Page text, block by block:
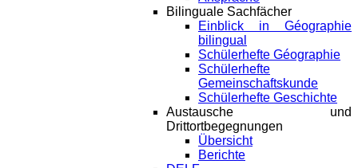
Bilinguale Sachfächer
Einblick in Géographie
bilingual
Schülerhefte Géographie
Schülerhefte
Gemeinschaftskunde
Schülerhefte Geschichte
Austausche und
Drittortbegegnungen
Übersicht
Berichte